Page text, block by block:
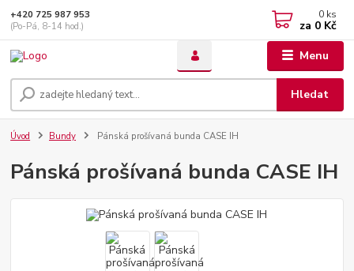
Menu
Hledat
+420 725 987 953
(Po-Pá, 8-14 hod.)
0 ks
za 0 Kč
Úvod Bundy Pánská prošívaná bunda CASE IH
Pánská prošívaná bunda CASE IH